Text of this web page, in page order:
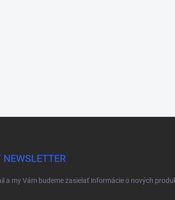
NEWSLETTER
a my Vám budeme zasielať informácie o nových